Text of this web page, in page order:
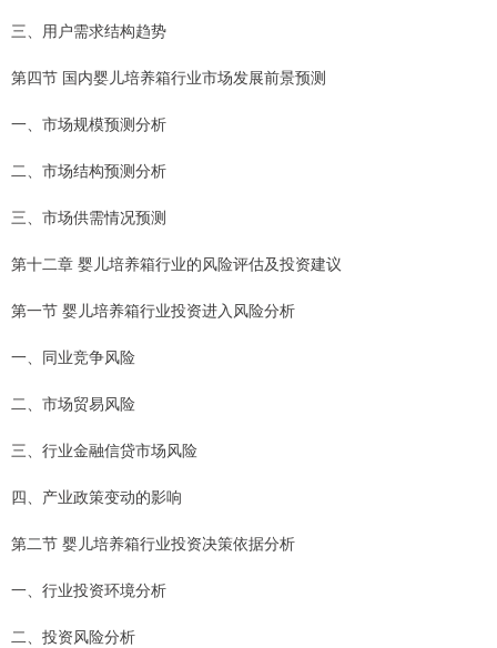
三、用户需求结构趋势
第四节 国内婴儿培养箱行业市场发展前景预测
一、市场规模预测分析
二、市场结构预测分析
三、市场供需情况预测
第十二章 婴儿培养箱行业的风险评估及投资建议
第一节 婴儿培养箱行业投资进入风险分析
一、同业竞争风险
二、市场贸易风险
三、行业金融信贷市场风险
四、产业政策变动的影响
第二节 婴儿培养箱行业投资决策依据分析
一、行业投资环境分析
二、投资风险分析